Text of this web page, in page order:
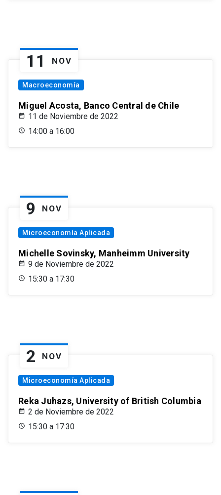
11 NOV
Macroeconomía
Miguel Acosta, Banco Central de Chile
11 de Noviembre de 2022
14:00 a 16:00
9 NOV
Microeconomía Aplicada
Michelle Sovinsky, Manheimm University
9 de Noviembre de 2022
15:30 a 17:30
2 NOV
Microeconomía Aplicada
Reka Juhazs, University of British Columbia
2 de Noviembre de 2022
15:30 a 17:30